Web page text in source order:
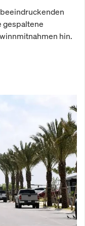
gespaltene
hin.